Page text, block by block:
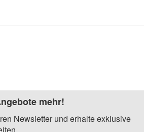
mehr!
Newsletter und erhalte exklusive